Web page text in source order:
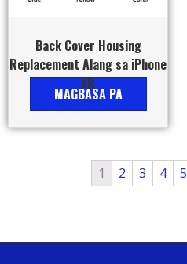
Back Cover Housing
Replacement Alang sa iPhone
XR
MAGBASA PA
1 2 3 4 5